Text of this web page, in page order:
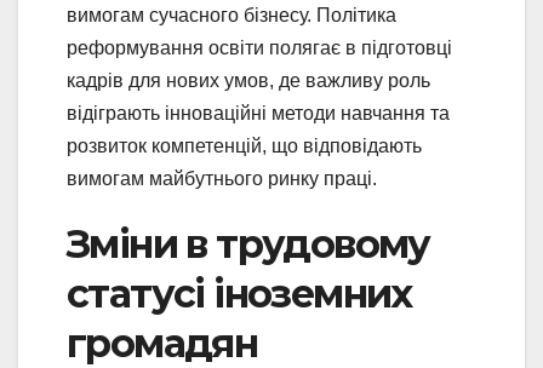
вимогам сучасного бізнесу. Політика
реформування освіти полягає в підготовці
кадрів для нових умов, де важливу роль
відіграють інноваційні методи навчання та
розвиток компетенцій, що відповідають
вимогам майбутнього ринку праці.
Зміни в трудовому
статусі іноземних
громадян